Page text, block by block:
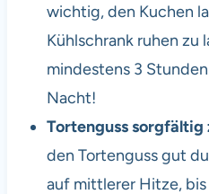
wichtig, den Kuchen
Kühlschrank ruhen zu
mindestens 3
Nacht!
Tortenguss sorgfältig
den Tortenguss gut
auf mittlerer Hitze,